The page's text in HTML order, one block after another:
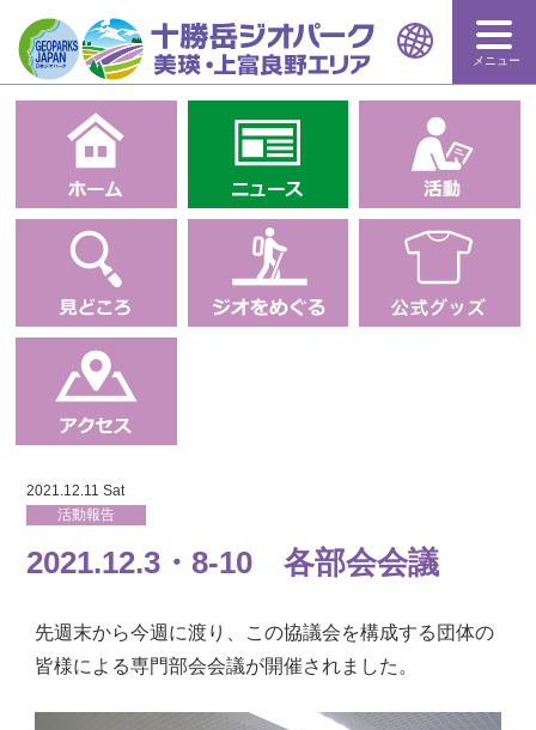
メニュー
2021.12.11 Sat
活動報告
2021.12.3・8-10 各部会会議
先週末から今週に渡り、この協議会を構成する団体の
皆様による専門部会会議が開催されました。